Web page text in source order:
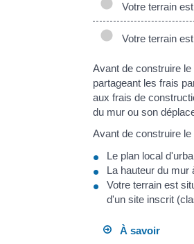
Votre terrain
Votre terrain
Avant de construire
partageant les frais
aux frais de
du mur ou son
Avant de construire
Le plan local
La hauteur du mur
Votre terrain est
d'un site inscrit
À savoir